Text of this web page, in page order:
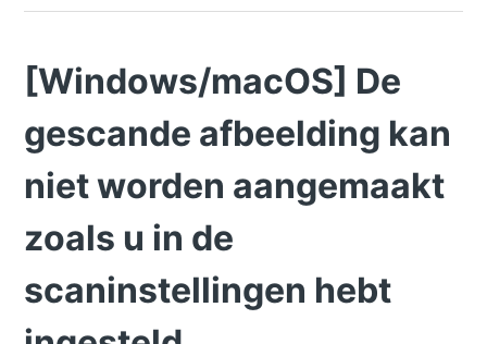
[Windows/macOS] De
gescande afbeelding kan
niet worden aangemaakt
zoals u in de
scaninstellingen hebt